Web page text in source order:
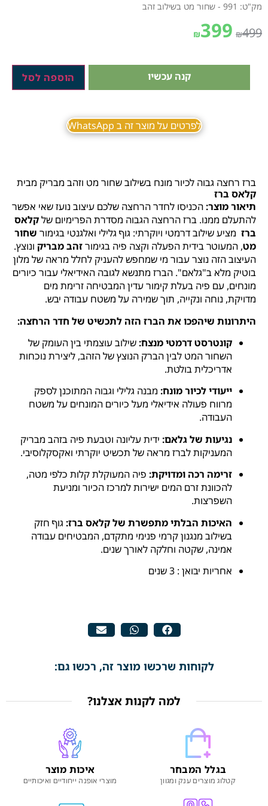
מק"ט: 991 - שחור מט בשילוב זהב
₪499
₪399
קנה עכשיו הוספה לסל
לפרטים על מוצר זה ב WhatsApp
ברז רחצה גבוה לכיור מונח בשילוב שחור מט וזהב מבריק מבית
קלאס ברז
תיאור מוצר:הכניסו לחדר הרחצה שלכם עיצוב נועז שאי אפשר
להתעלם ממנו. ברז הרחצה הגבוה מסדרת הפרימיום שלקלאס
ברז מציע שילוב דרמטי ויוקרתי: גוף גלילי ואלגנטי בגימור שחור
מט, המעוטר בידית הפעלה וקצה פיה בגימורזהב מבריק ונוצץ.
העיצוב הזה נוצר עבור מי שמחפש להעניק לחלל מראה של מלון
בוטיק מלא ב"גלאם". הברז מתנשא לגובה האידיאלי עבור כיורים
מונחים, עם פיה בעלת קימור עדין המבטיחה זרימת מים
מדויקת, נוחה ונקייה, תוך שמירה על משטח עבודה יבש.
היתרונות שיהפכו את הברז הזה לתכשיט של חדר הרחצה:
קונטרסט דרמטי מנצח:שילוב עוצמתי בין העומק של
השחור המט לבין הברק הנוצץ של הזהב, ליצירת נוכחות
אדריכלית בולטת.
ייעודי לכיור מונח: מבנה גלילי וגבוה המתוכנן לספק
מרווח פעולה אידיאלי מעל כיורים המונחים על משטח
העבודה.
נגיעות של גלאם: ידית עליונה וטבעת פיה בזהב מבריק
המעניקות לברז מראה של תכשיט יוקרתי ואקסקלוסיבי.
זרימה רכה ומדויקת: פיה המעוקלת קלות כלפי מטה,
להכוונת זרם המים ישירות למרכז הכיור ומניעת
השפרצות.
האיכות הבלתי מתפשרת של קלאס ברז: גוף חזק
בשילוב מנגנון קרמי פנימי מתקדם, המבטיחים עבודה
אמינה, שקטה וחלקה לאורך שנים.
אחריות יבואן : 3 שנים
לקוחות שרכשו מוצר זה, רכשו גם:
למה לקנות אצלנו?
בגלל המבחר
קטלוג מוצרים ענק ומגוון
איכות מוצר
מוצרי אופנה ייחודיים ואיכותיים